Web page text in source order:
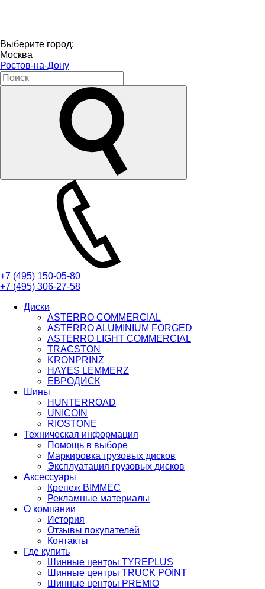
Выберите город:
Москва
Ростов-на-Дону
+7 (495) 150-05-80
+7 (495) 306-27-58
Диски
ASTERRO COMMERCIAL
ASTERRO ALUMINIUM FORGED
ASTERRO LIGHT COMMERCIAL
TRACSTON
KRONPRINZ
HAYES LEMMERZ
ЕВРОДИСК
Шины
HUNTERROAD​​​​​​​
UNICOIN
RIOSTONE
Техническая информация
Помощь в выборе
Маркировка грузовых дисков
Эксплуатация грузовых дисков
Аксессуары
Крепеж BIMMEC
Рекламные материалы
О компании
История
Отзывы покупателей
Контакты
Где купить
Шинные центры TYREPLUS
Шинные центры TRUCK POINT
Шинные центры PREMIO